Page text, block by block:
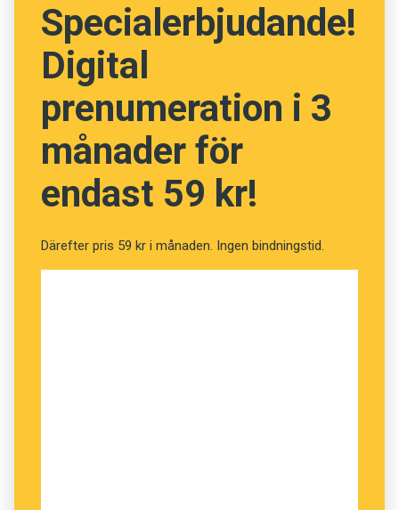
Specialerbjudande!
Digital
prenumeration i 3
månader för
endast 59 kr!
Därefter pris 59 kr i månaden. Ingen bindningstid.